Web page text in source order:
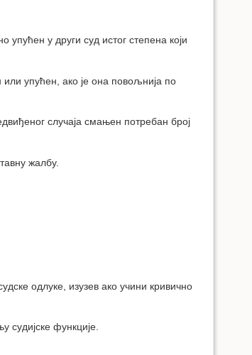
у други суд истог степена који
или упућен, ако је она повољнија по
случаја смањен потребан број
жалбу.
одлуке, изузев ако учини кривично
судијске функције.